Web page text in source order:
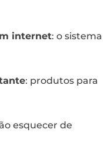
internet: o sistema
: produtos para
esquecer de